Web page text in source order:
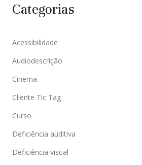
Categorias
Acessibilidade
Audiodescrição
Cinema
Cliente Tic Tag
Curso
Deficiência auditiva
Deficiência visual